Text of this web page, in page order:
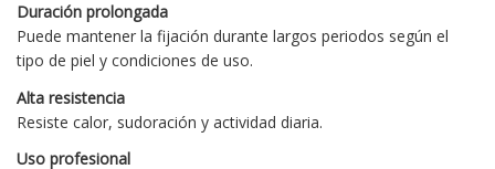
Duración prolongada
Puede mantener la fijación durante largos periodos según el
tipo de piel y condiciones de uso.
Alta resistencia
Resiste calor, sudoración y actividad diaria.
Uso profesional